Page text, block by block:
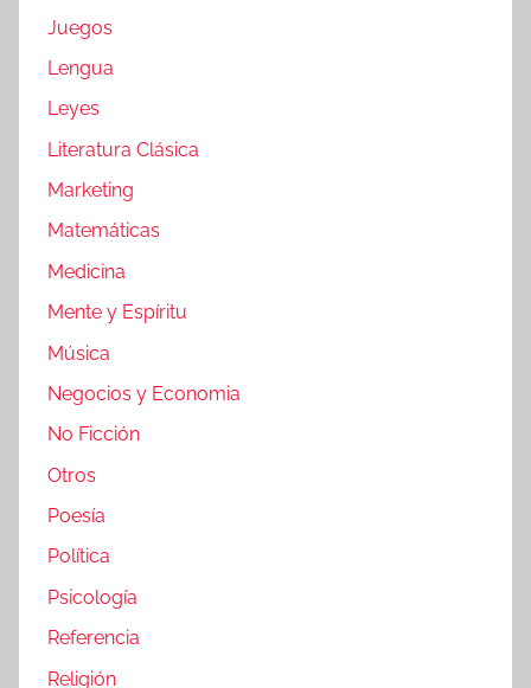
Juegos
Lengua
Leyes
Literatura Clásica
Marketing
Matemáticas
Medicina
Mente y Espíritu
Música
Negocios y Economia
No Ficción
Otros
Poesía
Política
Psicología
Referencia
Religión